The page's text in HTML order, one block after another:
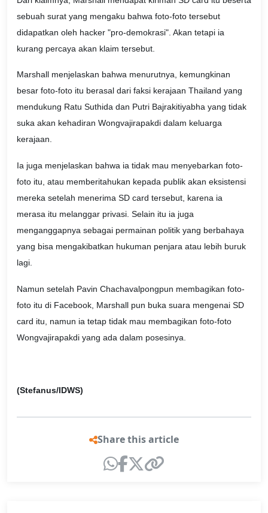
sebuah surat yang mengaku bahwa foto-foto tersebut
didapatkan oleh hacker "pro-demokrasi". Akan tetapi ia
kurang percaya akan klaim tersebut.
Marshall menjelaskan bahwa menurutnya, kemungkinan
besar foto-foto itu berasal dari faksi kerajaan Thailand yang
mendukung Ratu Suthida dan Putri Bajrakitiyabha yang tidak
suka akan kehadiran Wongvajirapakdi dalam keluarga
kerajaan.
Ia juga menjelaskan bahwa ia tidak mau menyebarkan foto-
foto itu, atau memberitahukan kepada publik akan eksistensi
mereka setelah menerima SD card tersebut, karena ia
merasa itu melanggar privasi. Selain itu ia juga
menganggapnya sebagai permainan politik yang berbahaya
yang bisa mengakibatkan hukuman penjara atau lebih buruk
lagi.
Namun setelah Pavin Chachavalpongpun membagikan foto-
foto itu di Facebook, Marshall pun buka suara mengenai SD
card itu, namun ia tetap tidak mau membagikan foto-foto
Wongvajirapakdi yang ada dalam posesinya.
(Stefanus/IDWS)
Share this article